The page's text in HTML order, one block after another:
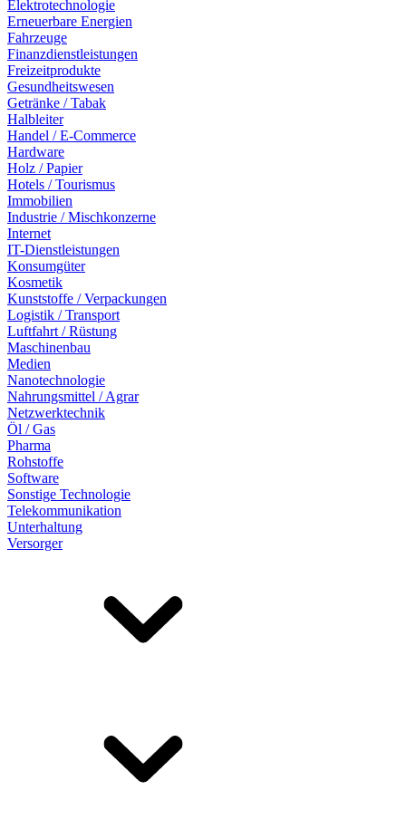
Elektrotechnologie
Erneuerbare Energien
Fahrzeuge
Finanzdienstleistungen
Freizeitprodukte
Gesundheitswesen
Getränke / Tabak
Halbleiter
Handel / E-Commerce
Hardware
Holz / Papier
Hotels / Tourismus
Immobilien
Industrie / Mischkonzerne
Internet
IT-Dienstleistungen
Konsumgüter
Kosmetik
Kunststoffe / Verpackungen
Logistik / Transport
Luftfahrt / Rüstung
Maschinenbau
Medien
Nanotechnologie
Nahrungsmittel / Agrar
Netzwerktechnik
Öl / Gas
Pharma
Rohstoffe
Software
Sonstige Technologie
Telekommunikation
Unterhaltung
Versorger